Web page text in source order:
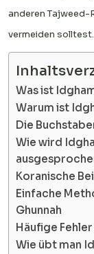
anderen Tajweed-
vermeiden solltest.
Was ist
Warum ist
Die
Wie wird
Koranische
Einfache
Ghunnah
Häufige
Wie übt man